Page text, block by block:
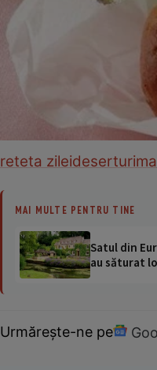
reteta zileideserturi
MAI MULTE PENTRU TINE
Satul din
au săturat
Urmărește-ne pe